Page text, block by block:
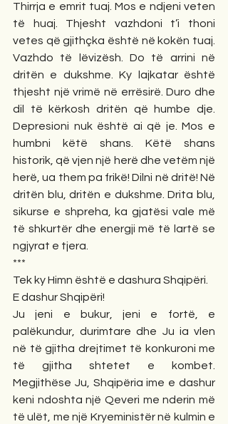
Thirrja e emrit tuaj. Mos e ndjeni veten
të huaj. Thjesht vazhdoni t’i thoni
vetes që gjithçka është në kokën tuaj.
Vazhdo të lëvizësh. Do të arrini në
dritën e dukshme. Ky lajkatar është
thjesht një vrimë në errësirë. Duro dhe
dil të kërkosh dritën që humbe dje.
Depresioni nuk është ai që je. Mos e
humbni këtë shans. Këtë shans
historik, që vjen një herë dhe vetëm një
herë, ua them pa frikë! Dilni në dritë! Në
dritën blu, dritën e dukshme. Drita blu,
sikurse e shpreha, ka gjatësi vale më
të shkurtër dhe energji më të lartë se
ngjyrat e tjera.
***
Tek ky Himn është e dashura Shqipëri.
E dashur Shqipëri!
Ju jeni e bukur, jeni e fortë, e
palëkundur, durimtare dhe Ju ia vlen
në të gjitha drejtimet të konkuroni me
të gjitha shtetet e kombet.
Megjithëse Ju, Shqipëria ime e dashur
keni ndoshta një Qeveri me nderin më
të ulët, me një Kryeministër në kulmin e